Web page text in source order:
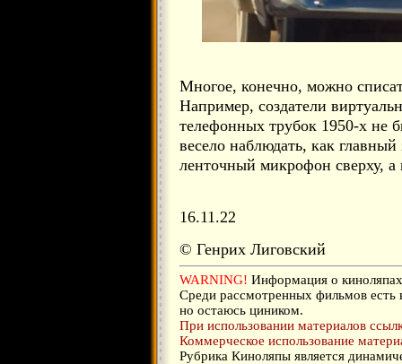
Многое, конечно, можно
Например, создатели
телефонных трубок 1950-х не
весело наблюдать, как
ленточный микрофон сверху, а
16.11.22
© Генрих Лиговский
WARNING! Информация о
Среди рассмотренных фильмов
но остаюсь циником.
При использовании материалов
Коммерческое использование
Рубрика Киноляпы является